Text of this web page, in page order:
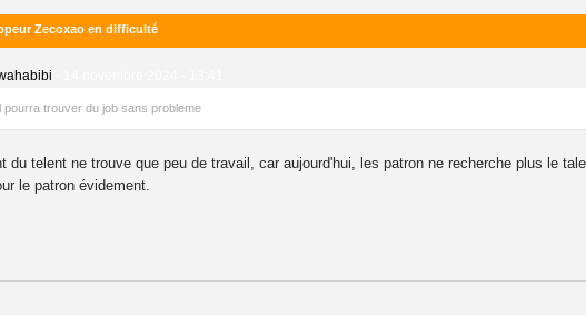
Zecoxao en difficulté
pourra trouver du job sans probleme
du telent ne trouve que peu de travail, car aujourd'hui, les patron ne recherche plus le
le patron évidement.